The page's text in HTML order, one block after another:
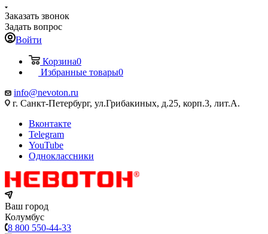
Заказать звонок
Задать вопрос
Войти
Корзина0
Избранные товары0
info@nevoton.ru
г. Санкт-Петербург, ул.Грибакиных, д.25, корп.3, лит.А.
Вконтакте
Telegram
YouTube
Одноклассники
Ваш город
Колумбус
8 800 550-44-33